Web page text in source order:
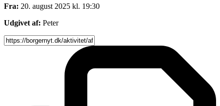
Fra: 20. august 2025 kl. 19:30
Udgivet af: Peter